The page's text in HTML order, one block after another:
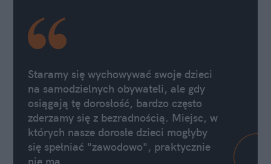
Staramy się wychowywać swoje dzieci
na samodzielnych obywateli, ale gdy
osiągają tę dorosłość, bardzo często
zderzamy się z bezradnością. Miejsc, w
których nasze dorosłe dzieci mogłyby
się spełniać "zawodowo", praktycznie